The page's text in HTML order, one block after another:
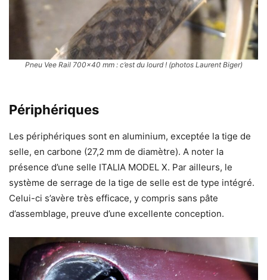
Pneu Vee Rail 700×40 mm : c’est du lourd ! (photos Laurent Biger)
Périphériques
Les périphériques sont en aluminium, exceptée la tige de
selle, en carbone (27,2 mm de diamètre). A noter la
présence d’une selle ITALIA MODEL X. Par ailleurs, le
système de serrage de la tige de selle est de type intégré.
Celui-ci s’avère très efficace, y compris sans pâte
d’assemblage, preuve d’une excellente conception.